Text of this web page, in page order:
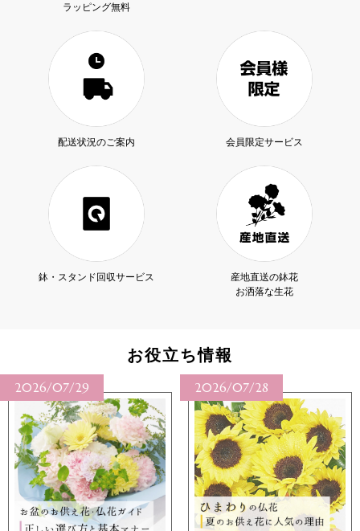
ラッピング無料
配送状況のご案内 会員限定サービス
鉢・スタンド回収サービス
産地直送の鉢花
お洒落な生花
お役立ち情報
2026/07/29 2026/07/28